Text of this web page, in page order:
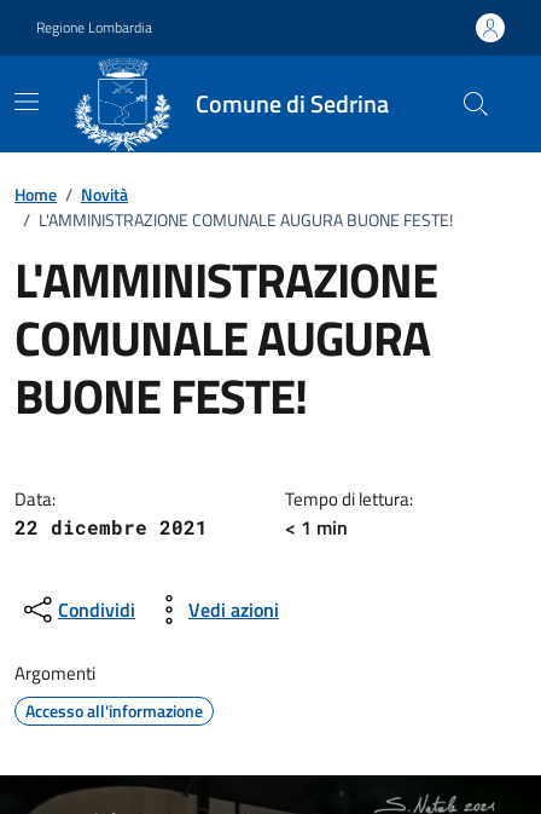
Regione Lombardia
Comune di Sedrina
Home / Novità
/ L'AMMINISTRAZIONE COMUNALE AUGURA BUONE FESTE!
L'AMMINISTRAZIONE
COMUNALE AUGURA
BUONE FESTE!
Data:
22 dicembre 2021
Tempo di lettura:
< 1 min
Condividi Vedi azioni
Argomenti
Accesso all'informazione